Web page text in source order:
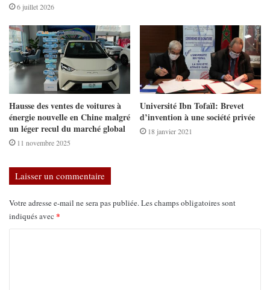
6 juillet 2026
Hausse des ventes de voitures à
énergie nouvelle en Chine malgré
un léger recul du marché global
11 novembre 2025
Université Ibn Tofaïl: Brevet
d’invention à une société privée
18 janvier 2021
Laisser un commentaire
Votre adresse e-mail ne sera pas publiée. Les champs obligatoires sont
indiqués avec *